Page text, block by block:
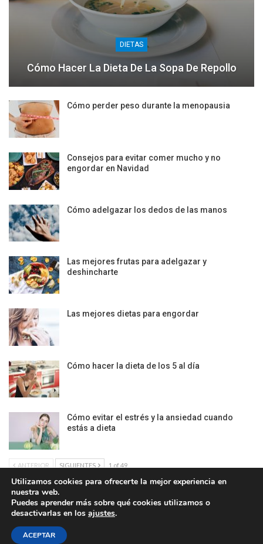
DIETAS
Cómo Hacer La Dieta De La Sopa De Repollo
Cómo perder peso durante la menopausia
Consejos para evitar comer mucho y no
engordar en Navidad
Cómo adelgazar los dedos de las manos
Las mejores frutas para adelgazar y
deshincharte
Las mejores dietas para engordar
Cómo hacer la dieta de los 5 al día
Cómo evitar el estrés y la ansiedad cuando
estás a dieta
ANTERIOR SIGUIENTES 1 of 49
Condiciones Legales
Utilizamos cookies para ofrecerte la mejor experiencia en
nuestra web.
Puedes aprender más sobre qué cookies utilizamos o
desactivarlas en los ajustes.
ACEPTAR